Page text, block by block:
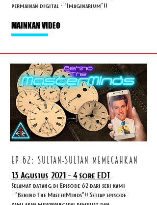
permainan digital - "Imaginarium"!!
MAINKAN VIDEO
ep 62: sultan-sultan memecahkan
13 Agustus 2021 - 4 sore EDT
Selamat datang di Episode 62 dari seri kami
- "Behind The MasterMinds"!! Setiap episode